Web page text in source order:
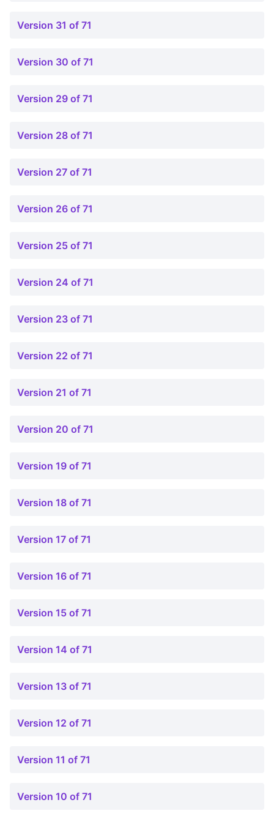
Version 31 of 71
Version 30 of 71
Version 29 of 71
Version 28 of 71
Version 27 of 71
Version 26 of 71
Version 25 of 71
Version 24 of 71
Version 23 of 71
Version 22 of 71
Version 21 of 71
Version 20 of 71
Version 19 of 71
Version 18 of 71
Version 17 of 71
Version 16 of 71
Version 15 of 71
Version 14 of 71
Version 13 of 71
Version 12 of 71
Version 11 of 71
Version 10 of 71